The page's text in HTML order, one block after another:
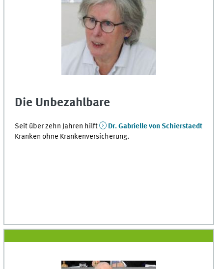
Die Unbezahlbare
Seit über zehn Jahren hilft
Dr. Gabrielle von Schierstaedt
Kranken ohne Krankenversicherung.